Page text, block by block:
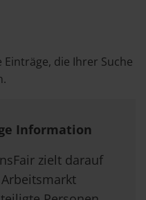
Einträge, die Ihrer Suche
Information
zielt darauf